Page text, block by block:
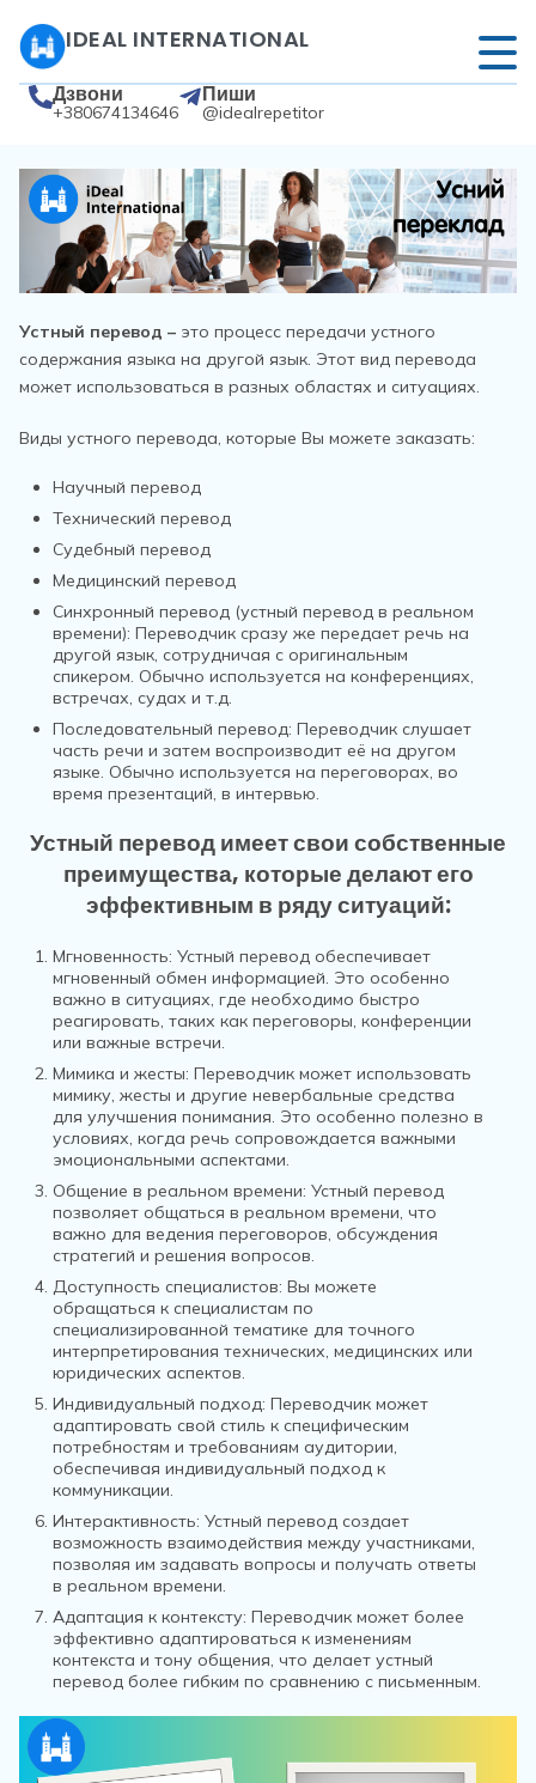
IDEAL INTERNATIONAL
Дзвони
+380674134646
Пиши
@idealrepetitor
Устный перевод – это процесс передачи устного
содержания языка на другой язык. Этот вид перевода
может использоваться в разных областях и ситуациях.
Виды устного перевода, которые Вы можете заказать:
Научный перевод
Технический перевод
Судебный перевод
Медицинский перевод
Синхронный перевод (устный перевод в реальном
времени): Переводчик сразу же передает речь на
другой язык, сотрудничая с оригинальным
спикером. Обычно используется на конференциях,
встречах, судах и т.д.
Последовательный перевод: Переводчик слушает
часть речи и затем воспроизводит её на другом
языке. Обычно используется на переговорах, во
время презентаций, в интервью.
Устный перевод имеет свои собственные
преимущества, которые делают его
эффективным в ряду ситуаций:
Мгновенность: Устный перевод обеспечивает
мгновенный обмен информацией. Это особенно
важно в ситуациях, где необходимо быстро
реагировать, таких как переговоры, конференции
или важные встречи.
Мимика и жесты: Переводчик может использовать
мимику, жесты и другие невербальные средства
для улучшения понимания. Это особенно полезно в
условиях, когда речь сопровождается важными
эмоциональными аспектами.
Общение в реальном времени: Устный перевод
позволяет общаться в реальном времени, что
важно для ведения переговоров, обсуждения
стратегий и решения вопросов.
Доступность специалистов: Вы можете
обращаться к специалистам по
специализированной тематике для точного
интерпретирования технических, медицинских или
юридических аспектов.
Индивидуальный подход: Переводчик может
адаптировать свой стиль к специфическим
потребностям и требованиям аудитории,
обеспечивая индивидуальный подход к
коммуникации.
Интерактивность: Устный перевод создает
возможность взаимодействия между участниками,
позволяя им задавать вопросы и получать ответы
в реальном времени.
Адаптация к контексту: Переводчик может более
эффективно адаптироваться к изменениям
контекста и тону общения, что делает устный
перевод более гибким по сравнению с письменным.